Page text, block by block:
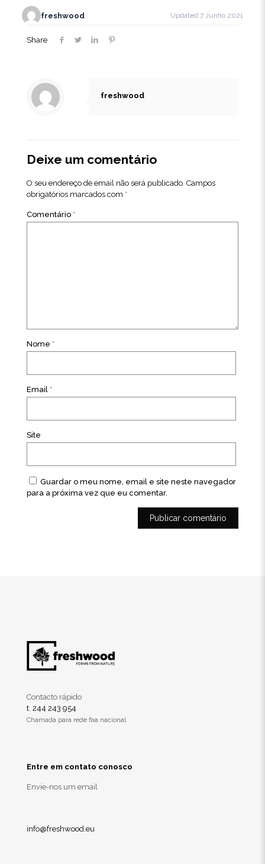
freshwood Updated 7 Junho 2021
Share
freshwood
Deixe um comentário
O seu endereço de email não será publicado. Campos
obrigatórios marcados com *
Comentário *
Nome *
Email *
Site
Guardar o meu nome, email e site neste navegador
para a próxima vez que eu comentar.
Contacto rápido
t. 244 243 954
Chamada para rede fixa nacional
Entre em contato conosco
Envie-nos um email
info@freshwood.eu